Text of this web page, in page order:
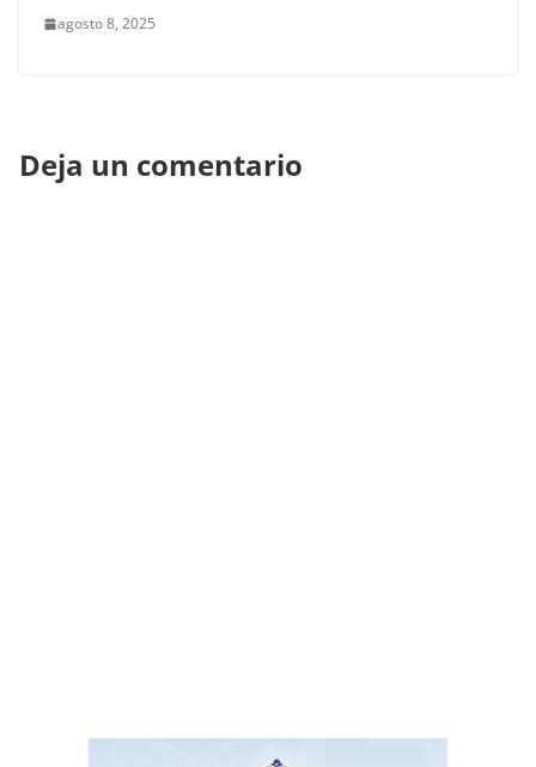
agosto 8, 2025
Deja un comentario